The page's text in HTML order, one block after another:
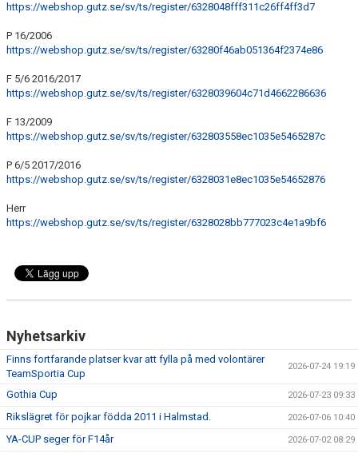
https://webshop.gutz.se/sv/ts/register/6328048fff311c26ff4ff3d7
P 16/2006
https://webshop.gutz.se/sv/ts/register/63280f46ab051364f2374e86
F 5/6 2016/2017
https://webshop.gutz.se/sv/ts/register/6328039604c71d4662286636
F 13/2009
https://webshop.gutz.se/sv/ts/register/632803558ec1035e5465287c
P 6/5 2017/2016
https://webshop.gutz.se/sv/ts/register/6328031e8ec1035e54652876
Herr
https://webshop.gutz.se/sv/ts/register/6328028bb777023c4e1a9bf6
Nyhetsarkiv
Finns fortfarande platser kvar att fylla på med volontärer
TeamSportia Cup
2026-07-24 19:19
Gothia Cup 2026-07-23 09:33
Rikslägret för pojkar födda 2011 i Halmstad. 2026-07-06 10:40
YA-CUP seger för F14år 2026-07-02 08:29